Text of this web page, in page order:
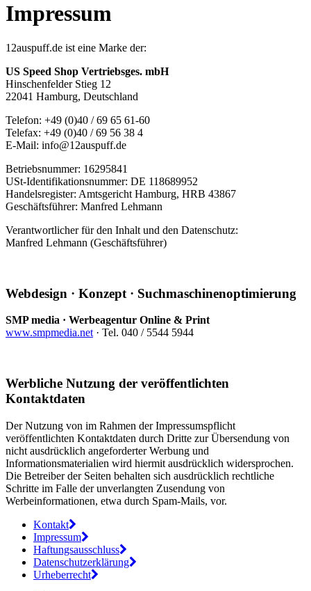
Impressum
12auspuff.de ist eine Marke der:
US Speed Shop Vertriebsges. mbH
Hinschenfelder Stieg 12
22041 Hamburg, Deutschland
Telefon: +49 (0)40 / 69 65 61-60
Telefax: +49 (0)40 / 69 56 38 4
E-Mail: info@12auspuff.de
Betriebsnummer: 16295841
USt-Identifikationsnummer: DE 118689952
Handelsregister: Amtsgericht Hamburg, HRB 43867
Geschäftsführer: Manfred Lehmann
Verantwortlicher für den Inhalt und den Datenschutz:
Manfred Lehmann (Geschäftsführer)
Webdesign · Konzept · Suchmaschinenoptimierung
SMP media · Werbeagentur Online & Print
www.smpmedia.net · Tel. 040 / 5544 5944
Werbliche Nutzung der veröffentlichten
Kontaktdaten
Der Nutzung von im Rahmen der Impressumspflicht
veröffentlichten Kontaktdaten durch Dritte zur Übersendung von
nicht ausdrücklich angeforderter Werbung und
Informationsmaterialien wird hiermit ausdrücklich widersprochen.
Die Betreiber der Seiten behalten sich ausdrücklich rechtliche
Schritte im Falle der unverlangten Zusendung von
Werbeinformationen, etwa durch Spam-Mails, vor.
Kontakt
Impressum
Haftungsausschluss
Datenschutzerklärung
Urheberrecht